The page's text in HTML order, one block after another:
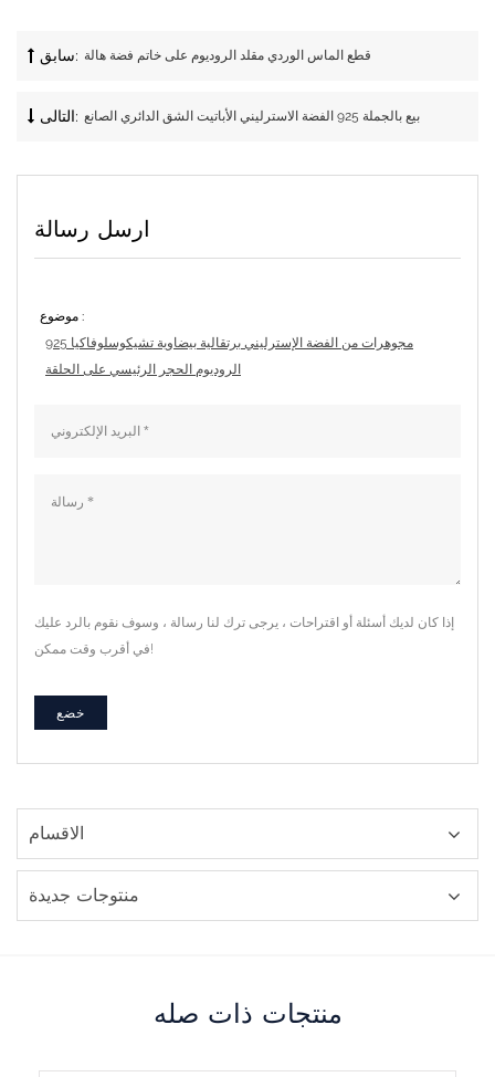
سابق: قطع الماس الوردي مقلد الروديوم على خاتم فضة هالة
التالى: بيع بالجملة 925 الفضة الاسترليني الأباتيت الشق الدائري الصانع
ارسل رسالة
موضوع :
925 مجوهرات من الفضة الإسترليني برتقالية بيضاوية تشيكوسلوفاكيا
الروديوم الحجر الرئيسي على الحلقة
إذا كان لديك أسئلة أو اقتراحات ، يرجى ترك لنا رسالة ، وسوف نقوم بالرد عليك
في أقرب وقت ممكن!
الاقسام
منتوجات جديدة
منتجات ذات صله